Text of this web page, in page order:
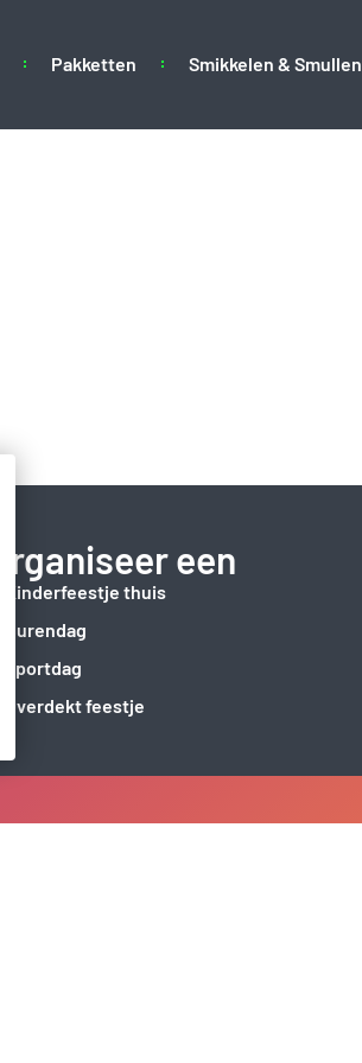
Pakketten Smikkelen & Smullen
Organiseer een
Kinderfeestje thuis
Burendag
Sportdag
Overdekt feestje